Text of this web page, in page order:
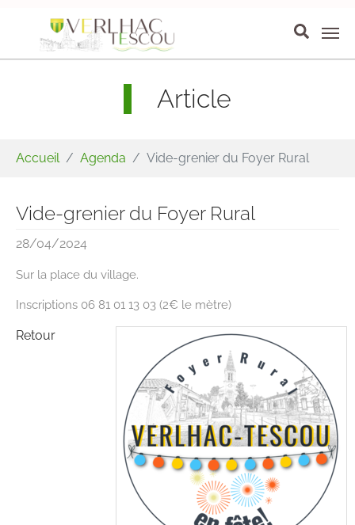
Article
Accueil Agenda Vide-grenier du Foyer Rural
Vide-grenier du Foyer Rural
28/04/2024
Sur la place du village.
Inscriptions 06 81 01 13 03 (2€ le mètre)
Retour